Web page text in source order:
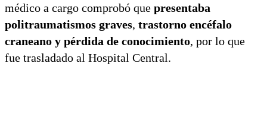
médico a cargo comprobó que presentaba
politraumatismos graves, trastorno encéfalo
craneano y pérdida de conocimiento, por lo que
fue trasladado al Hospital Central.